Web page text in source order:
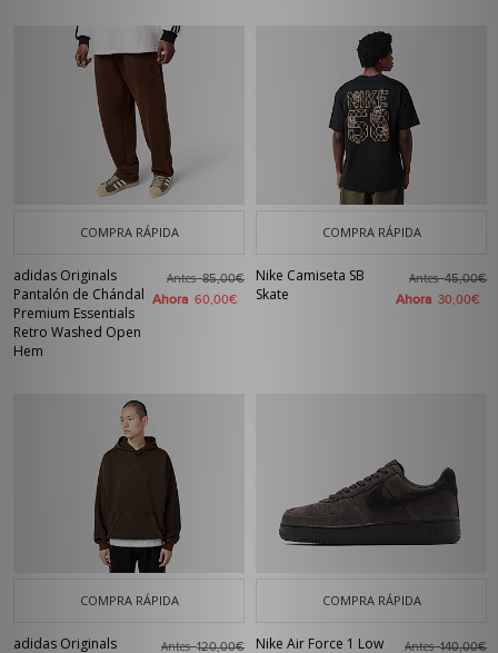
COMPRA RÁPIDA
adidas Originals
Pantalón de Chándal
Premium Essentials
Retro Washed Open
Hem
Antes85,00€
Ahora 60,00€
COMPRA RÁPIDA
Nike Camiseta SB
Skate
Antes45,00€
Ahora 30,00€
COMPRA RÁPIDA
adidas Originals Antes120,00€
COMPRA RÁPIDA
Nike Air Force 1 Low Antes140,00€